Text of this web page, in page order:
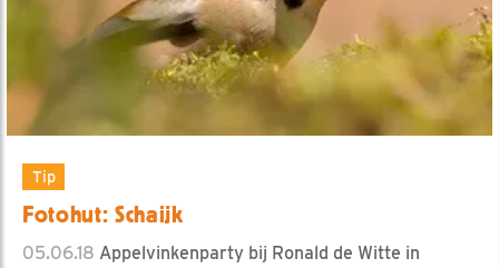
Tip
Fotohut: Schaijk
05.06.18 Appelvinkenparty bij Ronald de Witte in